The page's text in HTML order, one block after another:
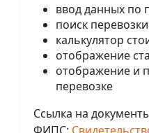
ввод данных по
поиск
калькулятор
отображение
отображение и
перевозке
Ссылка на